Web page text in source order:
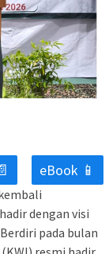
eBook 📱
dengan visi
pada bulan